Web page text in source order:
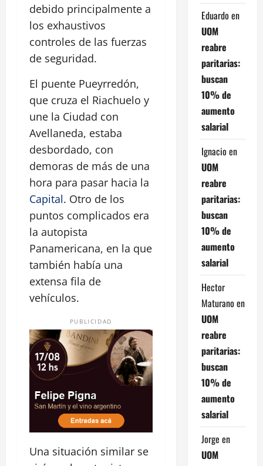
debido principalmente a
los exhaustivos
controles de las fuerzas
de seguridad.
El puente Pueyrredón,
que cruza el Riachuelo y
une la Ciudad con
Avellaneda, estaba
desbordado, con
demoras de más de una
hora para pasar hacia la
Capital. Otro de los
puntos complicados era
la autopista
Panamericana, en la que
también había una
extensa fila de
vehículos.
PUBLICIDAD
Una situación similar se
Eduardo en
UOM
reabre
paritarias:
buscan
10% de
aumento
salarial
Ignacio en
UOM
reabre
paritarias:
buscan
10% de
aumento
salarial
Hector
Maturano en
UOM
reabre
paritarias:
buscan
10% de
aumento
salarial
Jorge en
UOM